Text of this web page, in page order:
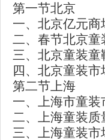
第一节北京
一、北京亿元
二、春节北京童
三、北京童装
四、北京童装
第二节上海
一、上海市童
二、上海童装
三、上海童装市